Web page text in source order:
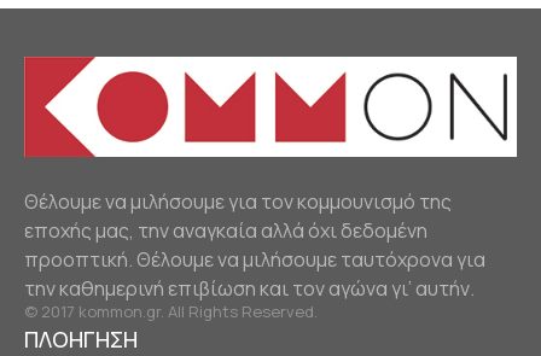
Θέλουμε να μιλήσουμε για τον κομμουνισμό της
εποχής μας, την αναγκαία αλλά όχι δεδομένη
προοπτική. Θέλουμε να μιλήσουμε ταυτόχρονα για
την καθημερινή επιβίωση και τον αγώνα γι’ αυτήν.
© 2017 kommon.gr. All Rights Reserved.
ΠΛΟΗΓΗΣΗ